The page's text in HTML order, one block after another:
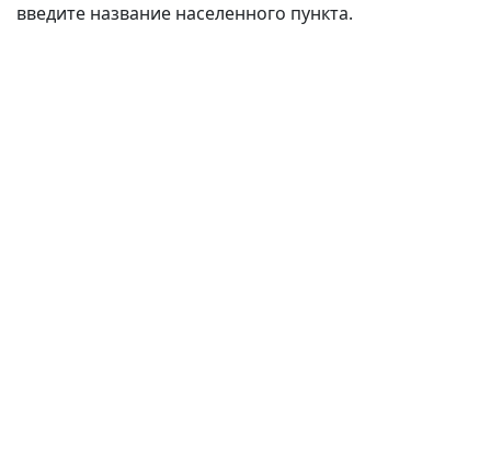
введите название населенного пункта.